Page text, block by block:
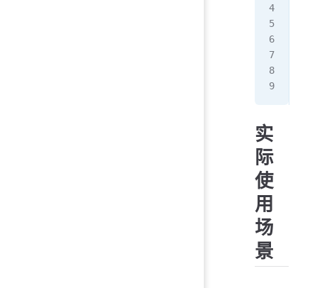
实
际
使
用
场
景